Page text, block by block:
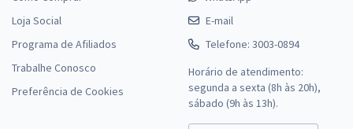
Loja Social
Programa de Afiliados
Trabalhe Conosco
Preferência de Cookies
E-mail
Telefone: 3003-0894
Horário de atendimento:
segunda a sexta (8h às 20h),
sábado (9h às 13h).